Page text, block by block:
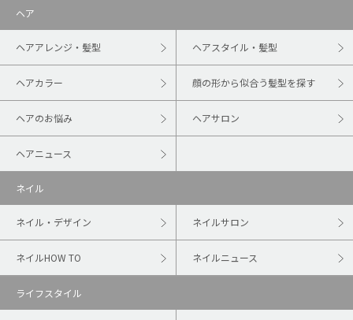
ヘア
ヘアアレンジ・髪型 ヘアスタイル・髪型
ヘアカラー 顔の形から似合う髪型を探す
ヘアのお悩み ヘアサロン
ヘアニュース
ネイル
ネイル・デザイン ネイルサロン
ネイルHOW TO ネイルニュース
ライフスタイル